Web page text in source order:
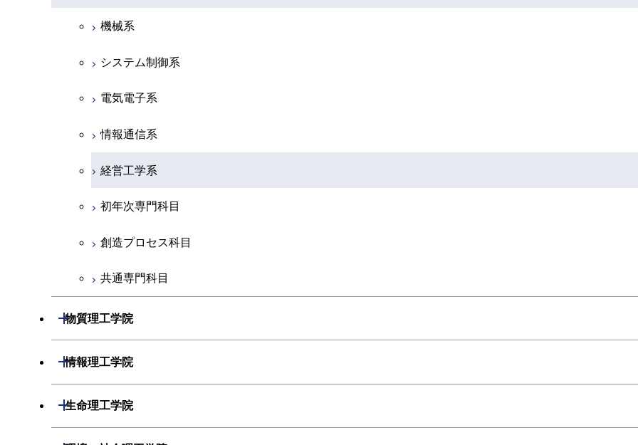
物理学系
地球惑星科学系
初年次専門科目
創造プロセス科目
共通専門科目
機械系
システム制御系
電気電子系
情報通信系
経営工学系
初年次専門科目
創造プロセス科目
共通専門科目
物質理工学院
開閉
材料系
初年次専門科目
情報理工学院
開閉
数理・計算科学系
生命理工学院
開閉